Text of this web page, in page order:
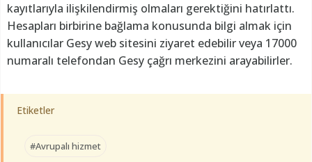
kayıtlarıyla ilişkilendirmiş olmaları gerektiğini hatırlattı.
Hesapları birbirine bağlama konusunda bilgi almak için
kullanıcılar Gesy web sitesini ziyaret edebilir veya 17000
numaralı telefondan Gesy çağrı merkezini arayabilirler.
Etiketler
#Avrupalı hizmet